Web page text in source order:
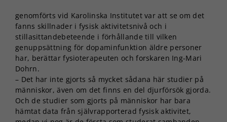
genomförts vid Karolinska Institutet var att se om det
fanns skillnader i fysisk aktivitetsnivå och i
stillasittandebeteende i förhållande till vilken
genuppsättning för dopaminfunktion äldre personer
har, berättar fysioterapeuten och forskaren Ing-Mari
Dohrn.
– Det har inte gjorts så mycket sådana här studier på
människor, även om det finns en del djurförsök gjorda.
Och de studier som gjorts på människor har bara
hämtat data från självrapporterad fysisk aktivitet,